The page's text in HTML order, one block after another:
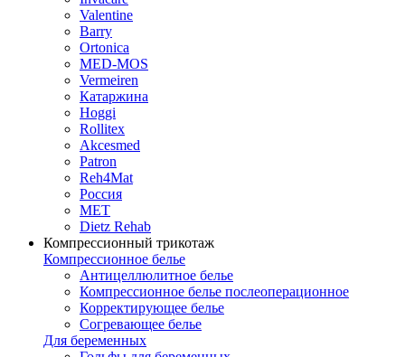
Valentine
Barry
Ortonica
MED-MOS
Vermeiren
Катаржина
Hoggi
Rollitex
Akcesmed
Patron
Reh4Mat
Россия
МЕТ
Dietz Rehab
Компрессионный трикотаж
Компрессионное белье
Антицеллюлитное белье
Компрессионное белье послеоперационное
Корректирующее белье
Согревающее белье
Для беременных